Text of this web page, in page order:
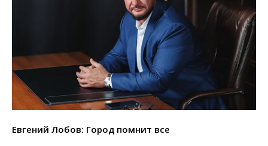
Евгений Лобов: Город помнит все